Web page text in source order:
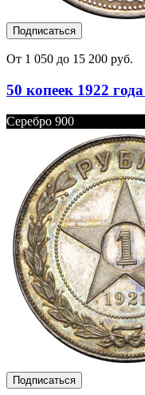
Подписаться
От 1 050 до 15 200 руб.
50 копеек 1922
Серебро 900
Подписаться